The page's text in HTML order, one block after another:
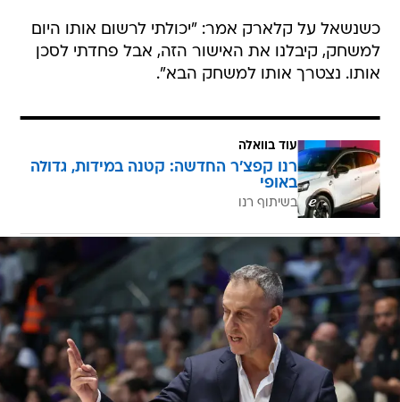
כשנשאל על קלארק אמר: "יכולתי לרשום אותו היום
למשחק, קיבלנו את האישור הזה, אבל פחדתי לסכן
אותו. נצטרך אותו למשחק הבא".
עוד בוואלה
רנו קפצ'ר החדשה: קטנה במידות, גדולה
באופי
בשיתוף רנו